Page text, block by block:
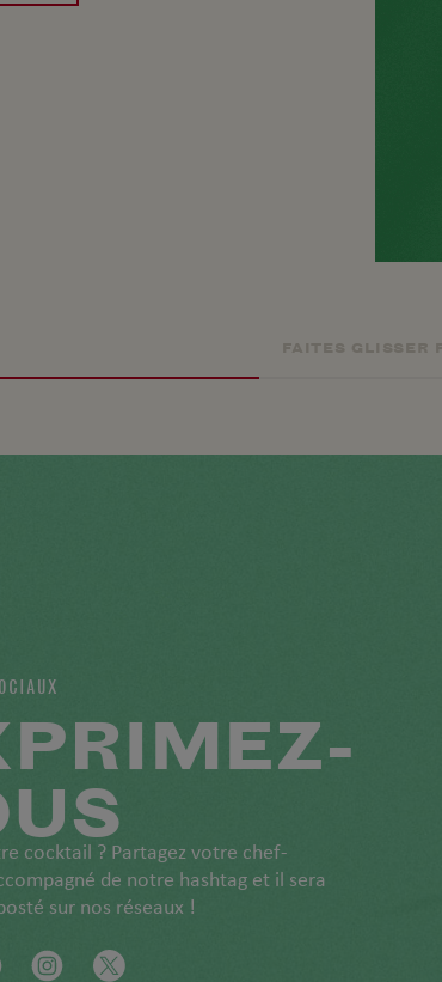
cocktail ? Partagez votre chef-
de notre hashtag et il sera
sur nos réseaux !